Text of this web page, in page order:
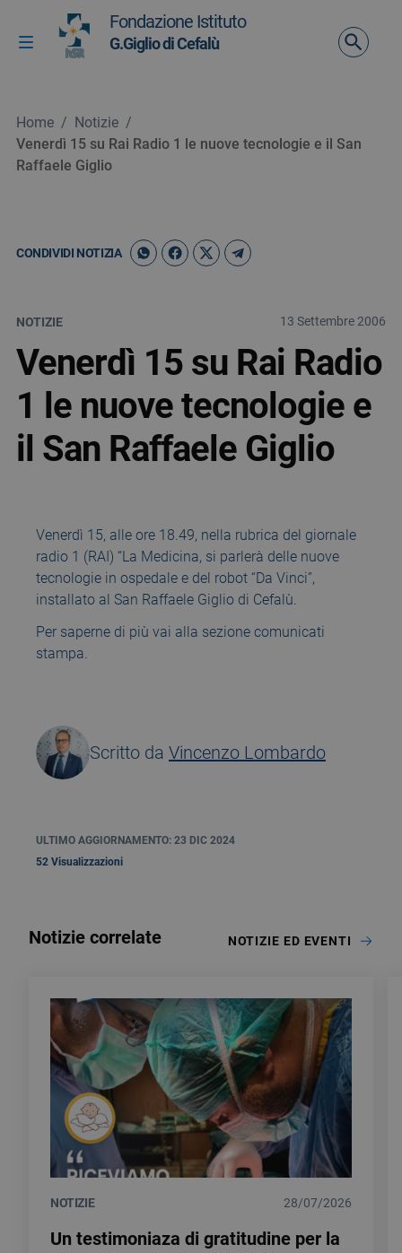
Vai ai contenuti
Vai al menu di navigazione
Vai al footer
Attiva / disattiva la navigazione
Fondazione Istituto
G.Giglio di Cefalù
Home / Notizie /
Venerdì 15 su Rai Radio 1 le nuove tecnologie e il San
Raffaele Giglio
CONDIVIDI NOTIZIA
NOTIZIE 13 Settembre 2006
Venerdì 15 su Rai Radio
1 le nuove tecnologie e
il San Raffaele Giglio
Venerdì 15, alle ore 18.49, nella rubrica del giornale
radio 1 (RAI) “La Medicina, si parlerà delle nuove
tecnologie in ospedale e del robot “Da Vinci”,
installato al San Raffaele Giglio di Cefalù.
Per saperne di più vai alla sezione comunicati
stampa.
Scritto da Vincenzo Lombardo
ULTIMO AGGIORNAMENTO: 23 DIC 2024
52 Visualizzazioni
Notizie correlate NOTIZIE ED EVENTI
NOTIZIE 28/07/2026
Un testimoniaza di gratitudine per la